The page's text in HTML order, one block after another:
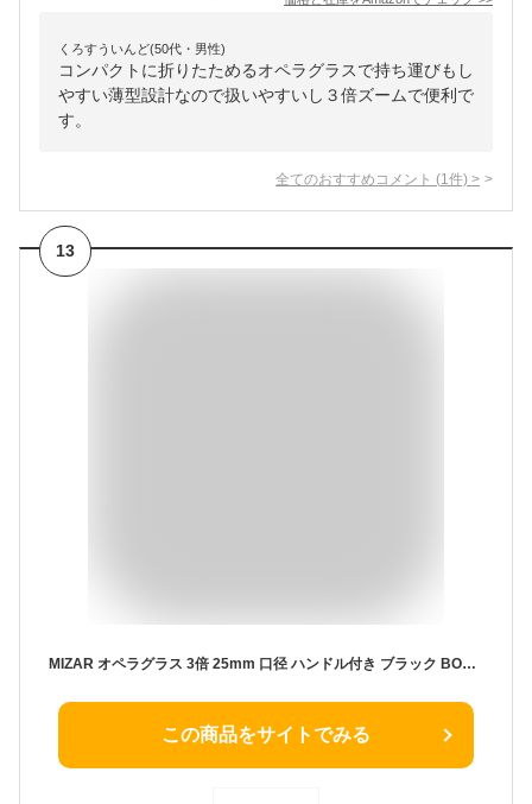
くろすういんど(50代・男性)
コンパクトに折りたためるオペラグラスで持ち運びもし
やすい薄型設計なので扱いやすいし３倍ズームで便利で
す。
全てのおすすめコメント (1 件) >
13
MIZAR オペラグラス 3倍 25mm 口径 ハンドル付き ブラック BOH-350
この商品をサイトでみる